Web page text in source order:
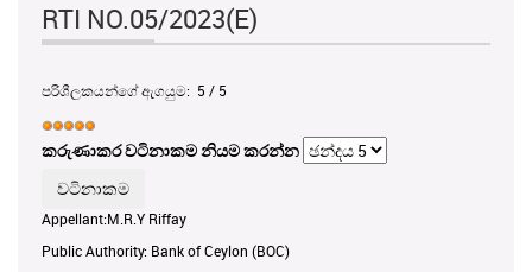
RTI NO.05/2023(E)
පරිශීලකයන්ගේ ඇගයුම: 5 / 5
කරුණාකර වටිනාකම නියම කරන්න
Appellant:M.R.Y Riffay
Public Authority: Bank of Ceylon (BOC)